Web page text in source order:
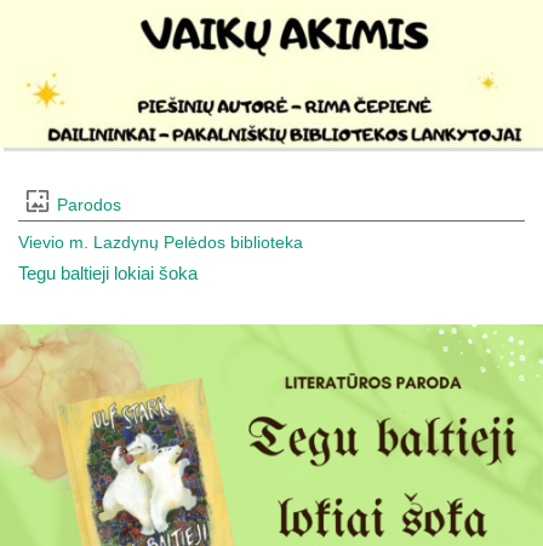
Parodos
Vievio m. Lazdynų Pelėdos biblioteka
Tegu baltieji lokiai šoka